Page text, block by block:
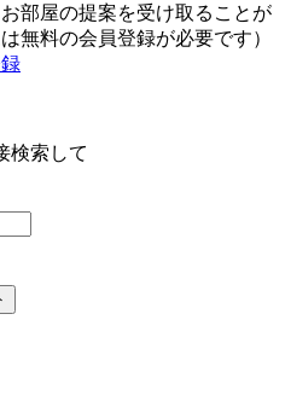
部屋の提案を受け取ることが
無料の会員登録が必要です）
検索して